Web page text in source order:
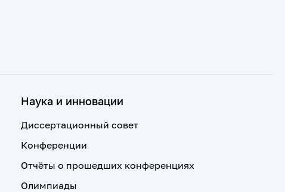
Наука и инновации
Диссертационный совет
Конференции
Отчёты о прошедших конференциях
Олимпиады